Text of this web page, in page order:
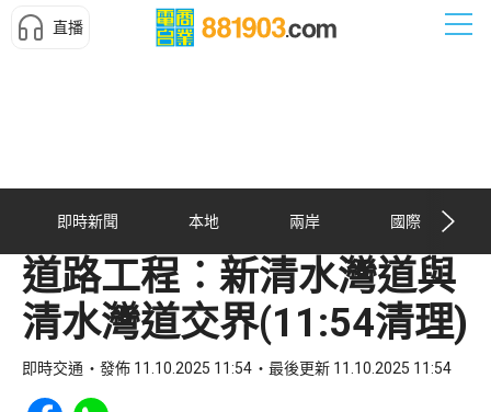
直播
即時新聞 本地 兩岸 國際
道路工程︰新清水灣道與
清水灣道交界(11:54清理)
即時交通 發佈 11.10.2025 11:54 最後更新 11.10.2025 11:54
Share to Facebook
Share to WhatsApp